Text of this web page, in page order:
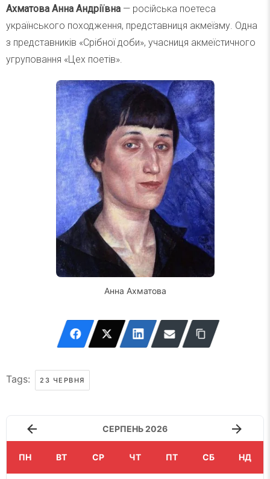
Ахматова Анна Андріївна — російська поетеса
українського походження, представниця акмеїзму. Одна
з представників «Срібної доби», учасниця акмеїстичного
угруповання «Цех поетів».
Анна Ахматова
Tags: 23 ЧЕРВНЯ
СЕРПЕНЬ 2026
ПН ВТ СР ЧТ ПТ СБ НД